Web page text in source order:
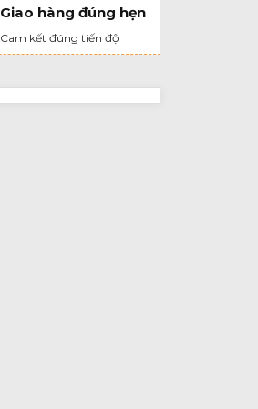
Giao hàng đúng hẹn
Cam kết đúng tiến độ